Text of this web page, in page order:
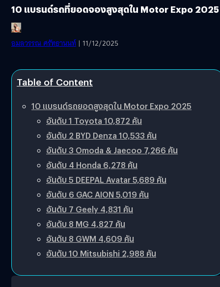
10 แบรนด์รถที่ยอดจองสูงสุดใน Motor Expo 2025
อมลวรรณ ศรัทธานนท์ | 11/12/2025
Table of Content
10 แบรนด์รถยอดสูงสุดใน Motor Expo 2025
อันดับ 1 Toyota 10,872 คัน
อันดับ 2 BYD Denza 10,533 คัน
อันดับ 3 Omoda & Jaecoo 7,266 คัน
อันดับ 4 Honda 6,278 คัน
อันดับ 5 DEEPAL Avatar 5,689 คัน
อันดับ 6 GAC AION 5,019 คัน
อันดับ 7 Geely 4,831 คัน
อันดับ 8 MG 4,827 คัน
อันดับ 8 GWM 4,609 คัน
อันดับ 10 Mitsubishi 2,988 คัน